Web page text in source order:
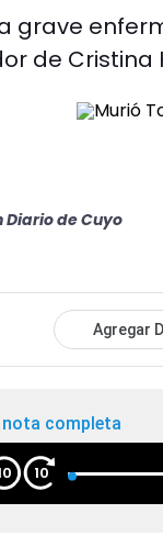
grave
de Cristina
Diario de Cuyo
Agregar
nota completa
10